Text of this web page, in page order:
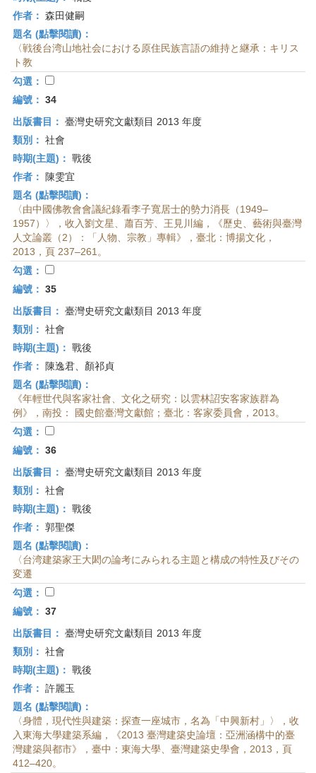
作者： 森田健嗣
題名 (點擊閱讀)：
〈戦後台湾山地社会における原住民族言語の維持と継承：キリス
ト教
勾選：
編號： 34
出版書目： 臺灣史研究文獻類目 2013 年度
類別： 社會
時期(主題)： 戰後
作者：
陳雯宜
題名 (點擊閱讀)：
〈由中國佛教會會議紀錄看李子寬居士的勢力消長（1949–
1957）〉，收入劉文星、蕭百芳、王見川編，《歷史、藝術與臺灣
人文論叢（2）：「人物、宗教」專輯》，臺北：博揚文化，
2013，頁 237–261。
勾選：
編號： 35
出版書目： 臺灣史研究文獻類目 2013 年度
類別： 社會
時期(主題)： 戰後
作者：
陳逸君、顏祁貞
題名 (點擊閱讀)：
《年輕世代與客家社會、文化之研究：以雲林詔安客家族群為
例》，南投： 國史館臺灣文獻館；臺北：客家委員會，2013。
勾選：
編號： 36
出版書目： 臺灣史研究文獻類目 2013 年度
類別： 社會
時期(主題)： 戰後
作者： 郭聖傑
題名 (點擊閱讀)：
〈台湾建築家王大閎の論考にみられる主題と構成の特性及びその
変遷
勾選：
編號： 37
出版書目： 臺灣史研究文獻類目 2013 年度
類別： 社會
時期(主題)： 戰後
作者： 許麗玉
題名 (點擊閱讀)：
〈身體，現代性與建築：探查一座城市，名為「中興新村」〉，收
入東海大學建築系編，《2013 臺灣建築史論壇：亞洲涵構中的臺
灣建築與都市》，臺中：東海大學、臺灣建築史學會，2013，頁
412–420。